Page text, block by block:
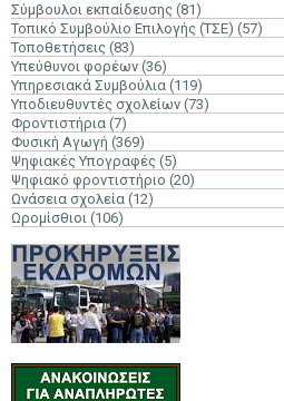
Σύμβουλοι εκπαίδευσης (81)
Τοπικό Συμβούλιο Επιλογής (ΤΣΕ) (57)
Τοποθετήσεις (83)
Υπεύθυνοι φορέων (36)
Υπηρεσιακά Συμβούλια (119)
Υποδιευθυντές σχολείων (73)
Φροντιστήρια (7)
Φυσική Αγωγή (369)
Ψηφιακές Υπογραφές (5)
Ψηφιακό φροντιστήριο (20)
Ωνάσεια σχολεία (12)
Ωρομίσθιοι (106)